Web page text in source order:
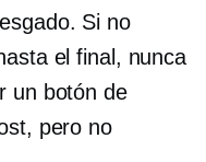
Si no
el final, nunca
un botón de
pero no